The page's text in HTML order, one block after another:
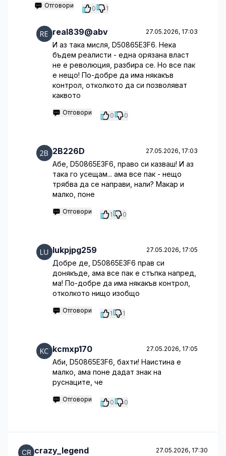
Отговори 0 1
real839@abv 27.05.2026, 17:03
И аз така мисля, D50865E3F6. Нека
бъдем реалисти - една орязана власт
не е революция, разбира се. Но все пак
е нещо! По-добре да има някакъв
контрол, отколкото да си позволяват
каквото
Отговори 0 0
2B226D 27.05.2026, 17:03
Абе, D50865E3F6, право си казваш! И аз
така го усещам... ама все пак - нещо
трябва да се направи, нали? Макар и
малко, поне
Отговори 1 0
lukpjpg259 27.05.2026, 17:05
Добре де, D50865E3F6 прав си
донякъде, ама все пак е стъпка напред,
ма! По-добре да има някакъв контрол,
отколкото нищо изобщо
Отговори 1 1
kcmxp170 27.05.2026, 17:05
Аби, D50865E3F6, бахти! Наистина е
малко, ама поне дадат знак на
руснаците, че
Отговори 0 0
crazy_legend 27.05.2026, 17:30